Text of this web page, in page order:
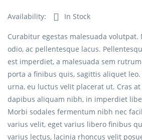
Availability: In Stock
Curabitur egestas malesuada volutpat.
odio, ac pellentesque lacus.
est imperdiet, a malesuada sem
porta a finibus quis, sagittis aliquet
urna, eu luctus velit placerat ut. Cras
dapibus aliquam nibh, in imperdiet
Morbi sodales fermentum nibh nec
varius velit, eget varius libero finibus
varius lectus, lacinia rhoncus velit